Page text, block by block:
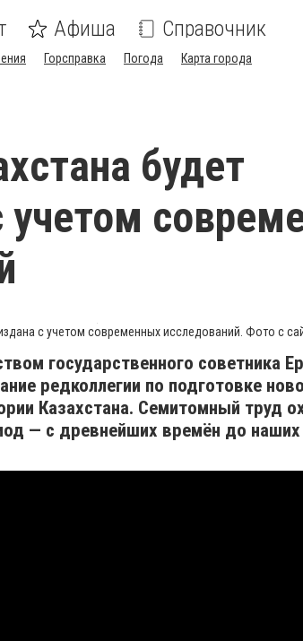
Афиша Справочник
Горсправка Погода Карта города
будет
учетом
с учетом современных исследований. Фото с
государственного советника
редколлегии по подготовке
Казахстана. Семитомный труд
— с древнейших времён до